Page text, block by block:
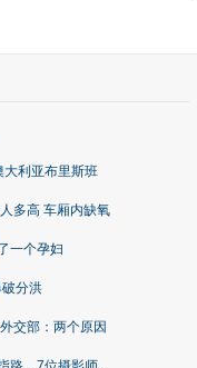
大利亚布里斯班
多高 车厢内缺氧
一个孕妇
分洪
交部：两个原因